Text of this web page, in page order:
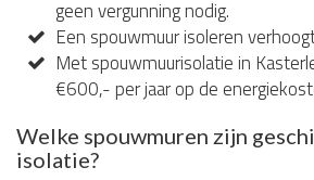
geen vergunning nodig.
Een spouwmuur isoleren
Met spouwmuurisolatie in
€600,- per jaar op de
Welke spouwmuren zijn
isolatie?